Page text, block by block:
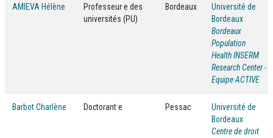
AMIEVA Hélène
Professeur·e des
universités (PU)
Bordeaux
Université de
Bordeaux
Bordeaux
Population
Health INSERM
Research Center -
Equipe ACTIVE
Barbot Charlène Doctorant·e Pessac
Université de
Bordeaux
Centre de droit